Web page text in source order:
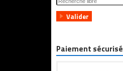
Paiement sécurisé